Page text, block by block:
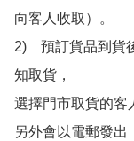
向客人收取）。
2)　預訂貨品到貨
知取貨，
選擇門市取貨的客
另外會以電郵發出